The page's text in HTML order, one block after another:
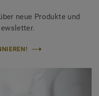
neue Produkte und